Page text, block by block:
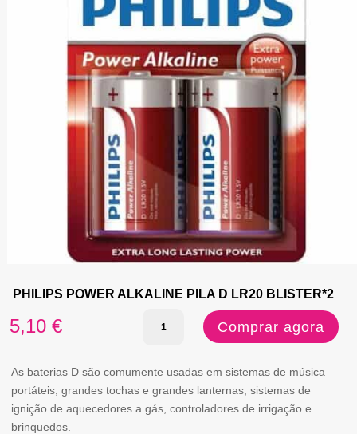
PHILIPS POWER ALKALINE PILA D LR20 BLISTER*2
5,10 €
Quantidade
PHILIPS
POWER
Comprar agora
As baterias D são comumente usadas em sistemas de música
portáteis, grandes tochas e grandes lanternas, sistemas de
ignição de aquecedores a gás, controladores de irrigação e
brinquedos.